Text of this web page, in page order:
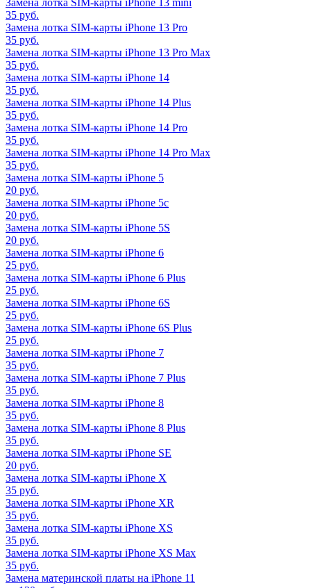
35 руб.
Замена лотка SIM-карты iPhone 13 Pro
35 руб.
Замена лотка SIM-карты iPhone 13 Pro Max
35 руб.
Замена лотка SIM-карты iPhone 14
35 руб.
Замена лотка SIM-карты iPhone 14 Plus
35 руб.
Замена лотка SIM-карты iPhone 14 Pro
35 руб.
Замена лотка SIM-карты iPhone 14 Pro Max
35 руб.
Замена лотка SIM-карты iPhone 5
20 руб.
Замена лотка SIM-карты iPhone 5c
20 руб.
Замена лотка SIM-карты iPhone 5S
20 руб.
Замена лотка SIM-карты iPhone 6
25 руб.
Замена лотка SIM-карты iPhone 6 Plus
25 руб.
Замена лотка SIM-карты iPhone 6S
25 руб.
Замена лотка SIM-карты iPhone 6S Plus
25 руб.
Замена лотка SIM-карты iPhone 7
35 руб.
Замена лотка SIM-карты iPhone 7 Plus
35 руб.
Замена лотка SIM-карты iPhone 8
35 руб.
Замена лотка SIM-карты iPhone 8 Plus
35 руб.
Замена лотка SIM-карты iPhone SE
20 руб.
Замена лотка SIM-карты iPhone X
35 руб.
Замена лотка SIM-карты iPhone XR
35 руб.
Замена лотка SIM-карты iPhone XS
35 руб.
Замена лотка SIM-карты iPhone XS Max
35 руб.
Замена материнской платы на iPhone 11